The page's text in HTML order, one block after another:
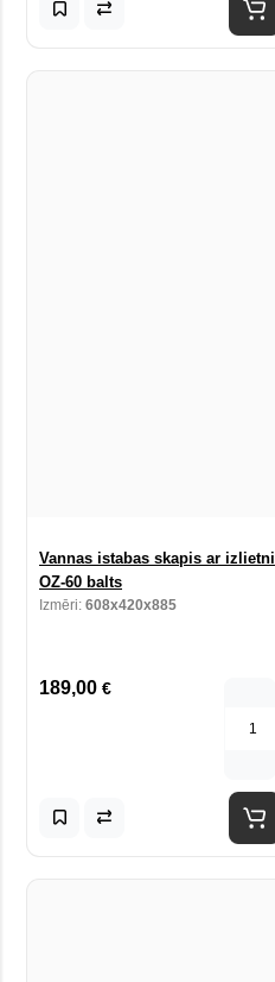
Vannas istabas skapis ar izlietni
OZ-60 balts
Izmēri: 608x420x885
189,00 €